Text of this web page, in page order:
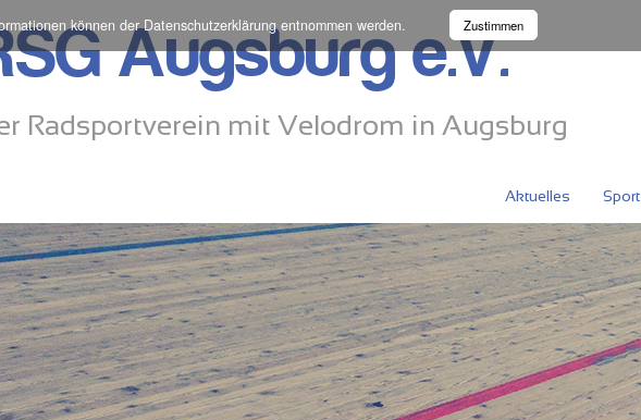
können derDatenschutzerklärungentnommen werden. Zustimmen
Augsburg e.V.
Radsportverein mit Velodrom in Augsburg
Aktuelles Sport